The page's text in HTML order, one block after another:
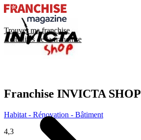
Trouver ma franchise
Actualités de la franchise
Franchise INVICTA SHOP
Habitat - Rénovation - Bâtiment
4,3